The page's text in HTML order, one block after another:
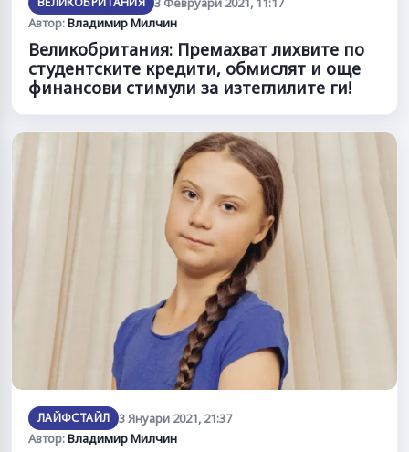
Автор:Владимир Милчин
Великобритания: Премахват лихвите по
студентските кредити, обмислят и още
финансови стимули за изтеглилите ги!
ЛАЙФСТАЙЛ
3 Януари 2021, 21:37
Автор:Владимир Милчин